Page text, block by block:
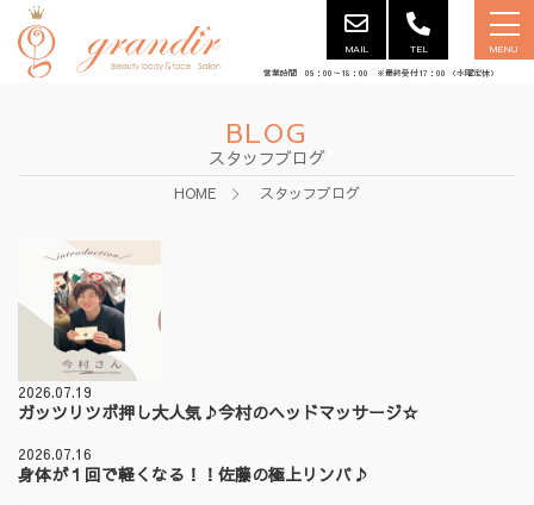
MAIL TEL MENU
営業時間 09：00～18：00 ※最終受付17：00 （水曜定休）
BLOG
スタッフブログ
HOME スタッフブログ
2026.07.19
ガッツリツボ押し大人気♪今村のヘッドマッサージ☆
2026.07.16
身体が１回で軽くなる！！佐藤の極上リンパ♪